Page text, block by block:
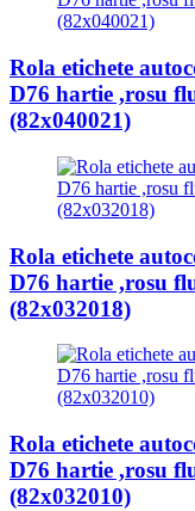
Rola etichete
D76 hartie ,rosu
(82x040021)
Rola etichete
D76 hartie ,rosu
(82x032018)
Rola etichete
D76 hartie ,rosu
(82x032010)